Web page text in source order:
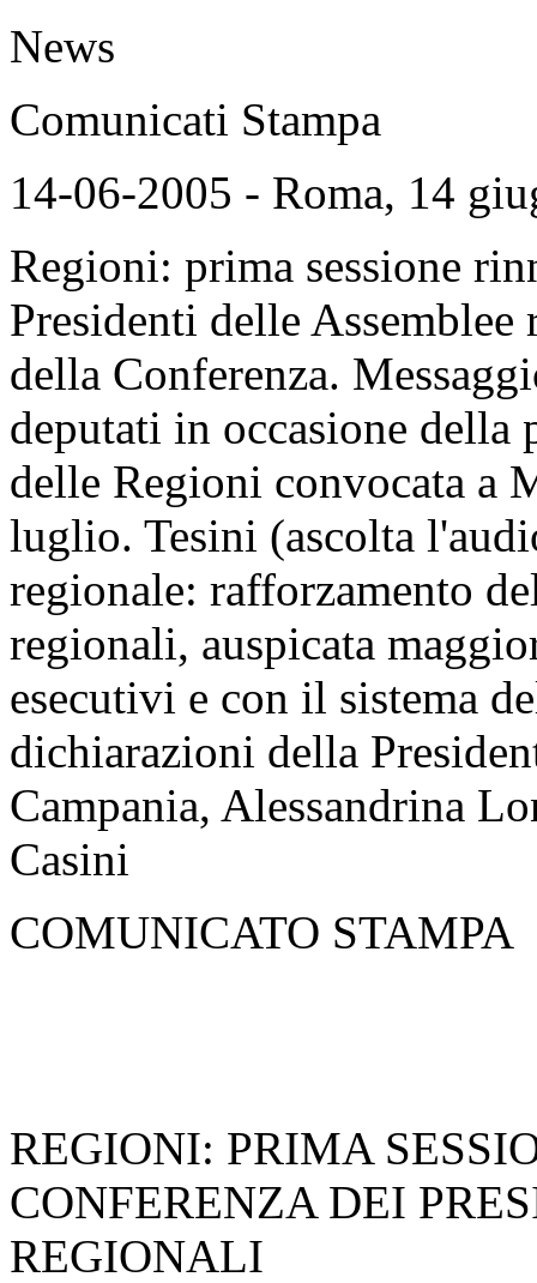
News
Comunicati Stampa
14-06-2005 - Roma, 14
Regioni: prima sessione
Presidenti delle
della Conferenza.
deputati in occasione della
delle Regioni convocata a
luglio. Tesini (ascolta
regionale: rafforzamento
regionali, auspicata
esecutivi e con il sistema
dichiarazioni della
Campania, Alessandrina
Casini
COMUNICATO STAMPA
REGIONI: PRIMA
CONFERENZA DEI
REGIONALI